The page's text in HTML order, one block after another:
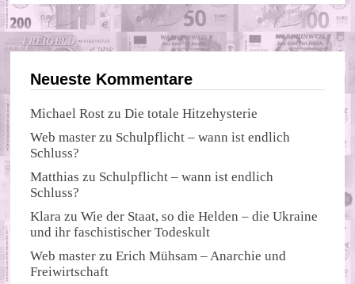
Neueste Kommentare
Michael Rost zuDie totale Hitzehysterie
Web master zu Schulpflicht – wann ist endlich
Schluss?
Matthias zu Schulpflicht – wann ist endlich
Schluss?
Klara zuWie der Staat, so die Helden – die Ukraine
und ihr faschistischer Todeskult
Web master zuErich Mühsam – Anarchie und
Freiwirtschaft